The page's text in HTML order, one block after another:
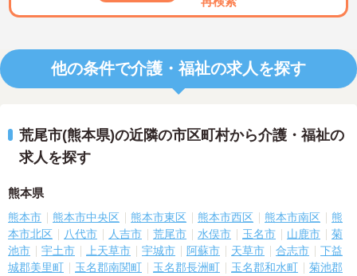
他の条件で介護・福祉の求人を探す
荒尾市(熊本県)の近隣の市区町村から介護・福祉の
求人を探す
熊本県
熊本市 熊本市中央区 熊本市東区 熊本市西区 熊本市南区
熊
本市北区
八代市 人吉市 荒尾市 水俣市 玉名市 山鹿市
菊
池市
宇土市 上天草市 宇城市 阿蘇市 天草市 合志市
下益
城郡美里町
玉名郡南関町 玉名郡長洲町 玉名郡和水町
菊池郡